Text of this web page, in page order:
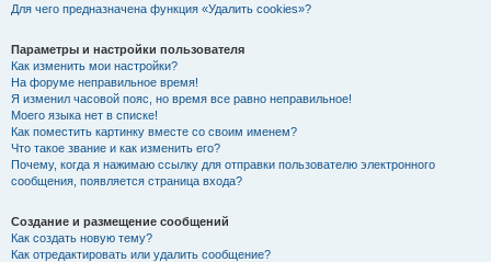
Для чего предназначена функция «Удалить cookies»?
Параметры и настройки пользователя
Как изменить мои настройки?
На форуме неправильное время!
Я изменил часовой пояс, но время все равно неправильное!
Моего языка нет в списке!
Как поместить картинку вместе со своим именем?
Что такое звание и как изменить его?
Почему, когда я нажимаю ссылку для отправки пользователю электронного
сообщения, появляется страница входа?
Создание и размещение сообщений
Как создать новую тему?
Как отредактировать или удалить сообщение?